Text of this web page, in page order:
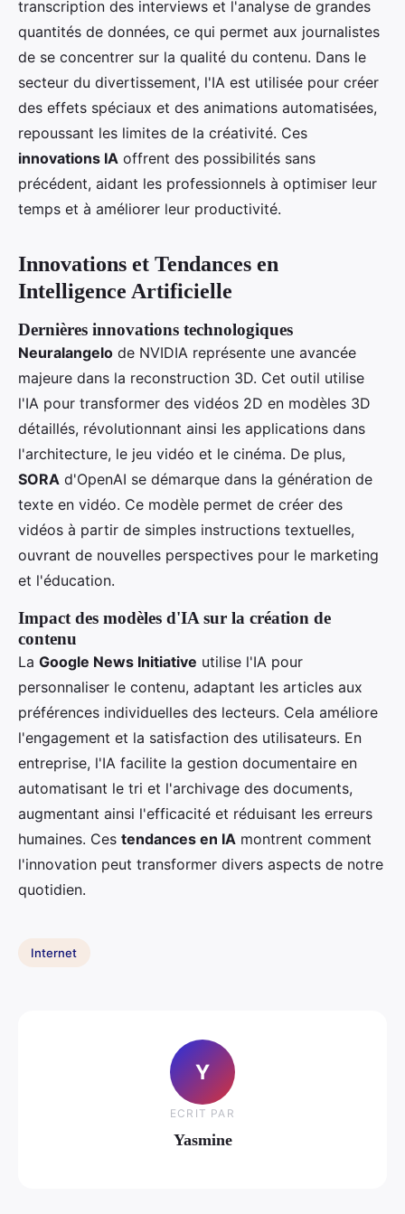
transcription des interviews et l'analyse de grandes
quantités de données, ce qui permet aux journalistes
de se concentrer sur la qualité du contenu. Dans le
secteur du divertissement, l'IA est utilisée pour créer
des effets spéciaux et des animations automatisées,
repoussant les limites de la créativité. Ces
innovations IA offrent des possibilités sans
précédent, aidant les professionnels à optimiser leur
temps et à améliorer leur productivité.
Innovations et Tendances en
Intelligence Artificielle
Dernières innovations technologiques
Neuralangelo de NVIDIA représente une avancée
majeure dans la reconstruction 3D. Cet outil utilise
l'IA pour transformer des vidéos 2D en modèles 3D
détaillés, révolutionnant ainsi les applications dans
l'architecture, le jeu vidéo et le cinéma. De plus,
SORA d'OpenAI se démarque dans la génération de
texte en vidéo. Ce modèle permet de créer des
vidéos à partir de simples instructions textuelles,
ouvrant de nouvelles perspectives pour le marketing
et l'éducation.
Impact des modèles d'IA sur la création de
contenu
La Google News Initiative utilise l'IA pour
personnaliser le contenu, adaptant les articles aux
préférences individuelles des lecteurs. Cela améliore
l'engagement et la satisfaction des utilisateurs. En
entreprise, l'IA facilite la gestion documentaire en
automatisant le tri et l'archivage des documents,
augmentant ainsi l'efficacité et réduisant les erreurs
humaines. Ces tendances en IA montrent comment
l'innovation peut transformer divers aspects de notre
quotidien.
Internet
Y
ECRIT PAR
Yasmine